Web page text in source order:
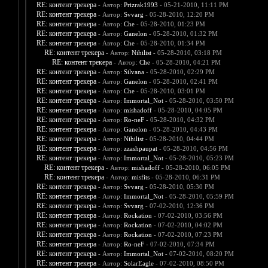
RE: контент трекера - Автор: Prizrak1993 - 05-21-2010, 11:11 PM
RE: контент трекера - Автор: Svvarg - 05-28-2010, 12:20 PM
RE: контент трекера - Автор: Che- 05-28-2010, 01:23 PM
RE: контент трекера - Автор: Ganelon - 05-28-2010, 01:32 PM
RE: контент трекера - Автор: Che- 05-28-2010, 01:34 PM
RE: контент трекера - Автор: Nihilist- 05-28-2010, 03:18 PM
RE: контент трекера - Автор: Che- 05-28-2010, 04:21 PM
RE: контент трекера - Автор: Silvana- 05-28-2010, 02:29 PM
RE: контент трекера - Автор: Ganelon - 05-28-2010, 02:41 PM
RE: контент трекера - Автор: Che- 05-28-2010, 03:01 PM
RE: контент трекера - Автор: Immortal_Not- 05-28-2010, 03:50 PM
RE: контент трекера - Автор: mishadoff- 05-28-2010, 04:05 PM
RE: контент трекера - Автор: Ro-neF- 05-28-2010, 04:32 PM
RE: контент трекера - Автор: Ganelon - 05-28-2010, 04:43 PM
RE: контент трекера - Автор: Nihilist- 05-28-2010, 04:44 PM
RE: контент трекера - Автор: zzashpaupat- 05-28-2010, 04:56 PM
RE: контент трекера - Автор: Immortal_Not- 05-28-2010, 05:23 PM
RE: контент трекера - Автор: mishadoff- 05-28-2010, 06:05 PM
RE: контент трекера - Автор: misfits- 05-28-2010, 06:31 PM
RE: контент трекера - Автор: Svvarg - 05-28-2010, 05:30 PM
RE: контент трекера - Автор: Immortal_Not- 05-28-2010, 05:59 PM
RE: контент трекера - Автор: Svvarg - 07-02-2010, 12:36 PM
RE: контент трекера - Автор: Rockation - 07-02-2010, 03:56 PM
RE: контент трекера - Автор: Rockation - 07-02-2010, 04:02 PM
RE: контент трекера - Автор: Rockation - 07-02-2010, 07:23 PM
RE: контент трекера - Автор: Ro-neF- 07-02-2010, 07:34 PM
RE: контент трекера - Автор: Immortal_Not- 07-02-2010, 08:20 PM
RE: контент трекера - Автор: SolarEagle- 07-02-2010, 08:50 PM